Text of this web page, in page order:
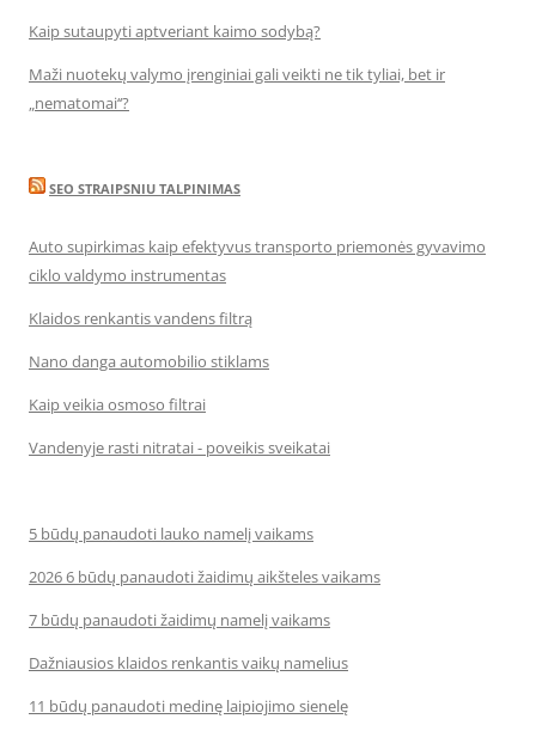
Kaip sutaupyti aptveriant kaimo sodybą?
Maži nuotekų valymo įrenginiai gali veikti ne tik tyliai, bet ir
„nematomai‘‘?
SEO STRAIPSNIU TALPINIMAS
Auto supirkimas kaip efektyvus transporto priemonės gyvavimo
ciklo valdymo instrumentas
Klaidos renkantis vandens filtrą
Nano danga automobilio stiklams
Kaip veikia osmoso filtrai
Vandenyje rasti nitratai - poveikis sveikatai
5 būdų panaudoti lauko namelį vaikams
2026 6 būdų panaudoti žaidimų aikšteles vaikams
7 būdų panaudoti žaidimų namelį vaikams
Dažniausios klaidos renkantis vaikų namelius
11 būdų panaudoti medinę laipiojimo sienelę